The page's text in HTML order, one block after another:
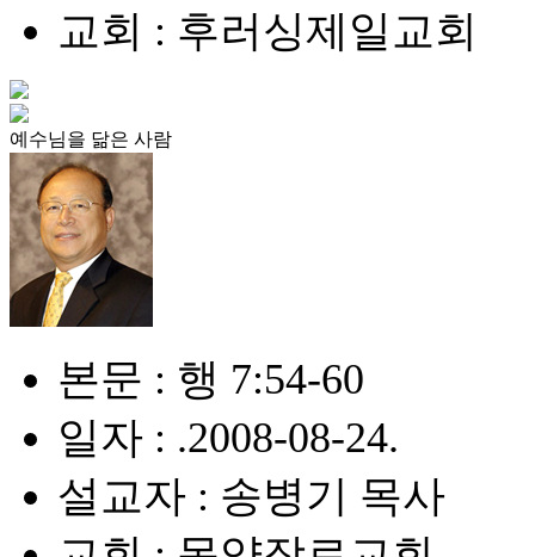
교회 : 후러싱제일교회
예수님을 닮은 사람
본문 : 행 7:54-60
일자 : .2008-08-24.
설교자 : 송병기 목사